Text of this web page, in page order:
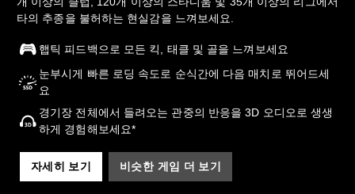
타의 추종을 불허하는 현실감을 느껴보세요.
햅틱 피드백으로 모든 킥, 태클 및 골을 느껴보세요
눈부시게 빠른 로딩 속도로 순식간에 다음 매치로 뛰어드세
요
경기장 전체에서 들려오는 관중의 반응을 3D 오디오로 생생
하게 경험해보세요*
자세히 보기 비슷한 게임 더 보기